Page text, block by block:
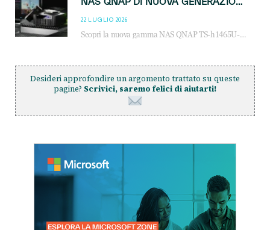
22 LUGLIO 2026
Scopri la nuova gamma NAS QNAP TS-h1465U-RP, TS-h1065eU e TS-h665U: storage aziendale con ZFS, DDR5, E1.S NVMe e connettività 2.5GbE per backup, virtualizzazione e cybersecurity.
Desideri approfondire un argomento trattato su queste
pagine? Scrivici, saremo felici di aiutarti!